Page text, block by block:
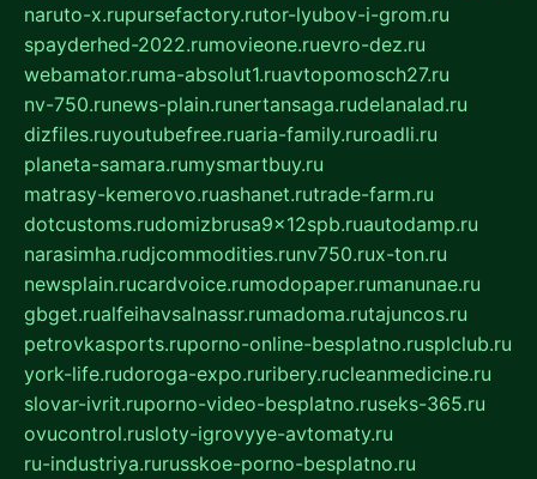
naruto-x.rupursefactory.rutor-lyubov-i-grom.ru
spayderhed-2022.rumovieone.ruevro-dez.ru
webamator.ruma-absolut1.ruavtopomosch27.ru
nv-750.runews-plain.runertansaga.rudelanalad.ru
dizfiles.ruyoutubefree.ruaria-family.ruroadli.ru
planeta-samara.rumysmartbuy.ru
matrasy-kemerovo.ruashanet.rutrade-farm.ru
dotcustoms.rudomizbrusa9x12spb.ruautodamp.ru
narasimha.rudjcommodities.runv750.rux-ton.ru
newsplain.rucardvoice.rumodopaper.rumanunae.ru
gbget.rualfeihavsalnassr.rumadoma.rutajuncos.ru
petrovkasports.ruporno-online-besplatno.rusplclub.ru
york-life.rudoroga-expo.ruribery.rucleanmedicine.ru
slovar-ivrit.ruporno-video-besplatno.ruseks-365.ru
ovucontrol.rusloty-igrovyye-avtomaty.ru
ru-industriya.rurusskoe-porno-besplatno.ru